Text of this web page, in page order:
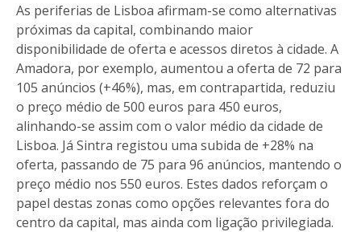
As periferias de Lisboa afirmam-se como alternativas
próximas da capital, combinando maior
disponibilidade de oferta e acessos diretos à cidade. A
Amadora, por exemplo, aumentou a oferta de 72 para
105 anúncios (+46%), mas, em contrapartida, reduziu
o preço médio de 500 euros para 450 euros,
alinhando-se assim com o valor médio da cidade de
Lisboa. Já Sintra registou uma subida de +28% na
oferta, passando de 75 para 96 anúncios, mantendo o
preço médio nos 550 euros. Estes dados reforçam o
papel destas zonas como opções relevantes fora do
centro da capital, mas ainda com ligação privilegiada.